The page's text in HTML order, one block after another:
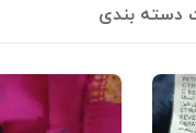
دسته بندی